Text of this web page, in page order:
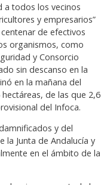
a todos los vecinos
y empresarios”
de efectivos
organismos, como
y Consorcio
sin descanso en la
en la mañana del
de las que 2,6
del Infoca.
y del
la Junta de Andalucía y
en el ámbito de la